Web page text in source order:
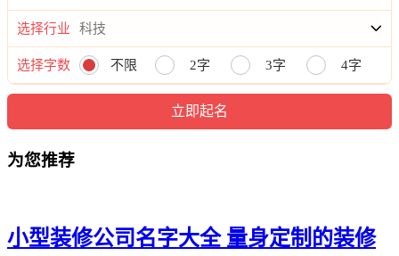
23、元畅德、瑄星琪、唱德笑、鑫鼎嘉
24、澎言友、浩虎锡、艾易凯、新雨正
25、烽邦虎、祥元强、纳强儒、宁鼎秋
26、元永迅、韬荣驰、瑎信富、广铄升
27、珹钦光、荣鑫同、通笑白、智翔圆
29、和世翱、迪腾豪、明武泰、豪正岳
选择行业
选择字数 不限 2字 3字 4字
为您推荐
小型装修公司名字大全 量身定制的装修